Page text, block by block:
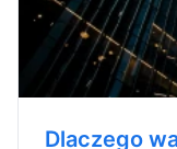
Dlaczego